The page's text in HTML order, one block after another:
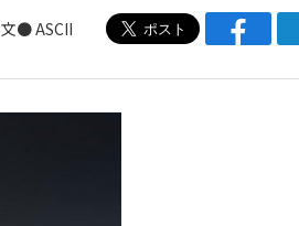
文● ASCII